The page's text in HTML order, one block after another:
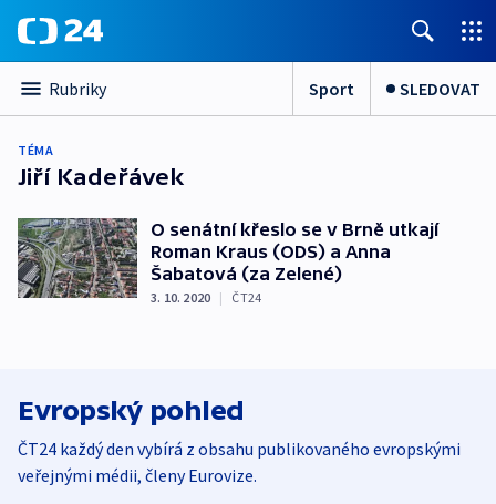
Rubriky Sport SLEDOVAT
TÉMA
Jiří Kadeřávek
O senátní křeslo se v Brně utkají
Roman Kraus (ODS) a Anna
Šabatová (za Zelené)
3. 10. 2020 | ČT24
Evropský pohled
ČT24 každý den vybírá z obsahu publikovaného evropskými
veřejnými médii, členy Eurovize.